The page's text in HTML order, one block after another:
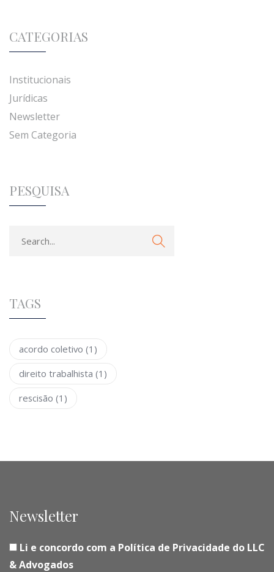
CATEGORIAS
Institucionais
Jurídicas
Newsletter
Sem Categoria
PESQUISA
TAGS
acordo coletivo (1)
direito trabalhista (1)
rescisão (1)
Newsletter
Li e concordo com a Política de Privacidade do LLC
& Advogados